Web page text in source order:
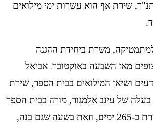
שירת אף הוא עשרות ימי מילואים
משרת ביחידת ההגנה
מאז השבעה באוקטובר. אביאל
ושיאן המילואים בבית הספר, שירת
בעלה של עינב אלמגור, מורה בבית הספר
ואם ל-5 ילדים, שירת כ-265 ימים, וזאת בשעה שגם בנה,